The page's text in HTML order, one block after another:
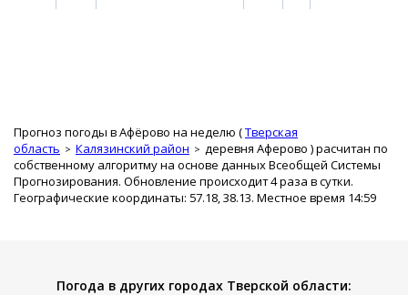
Прогноз погоды в Афёрово на неделю (Тверская
область
Калязинский район деревня Аферово ) расчитан по
собственному алгоритму на основе данных Всеобщей Системы
Прогнозирования. Обновление происходит 4 раза в сутки.
Географические координаты: 57.18, 38.13. Местное время 14:59
Погода в других городах Тверской области: